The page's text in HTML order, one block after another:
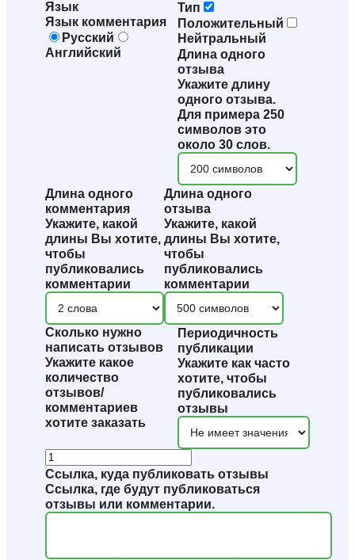
Язык
Язык комментария
Русский
Английский
Тип
Положительный
Нейтральный
Длина одного
отзыва
Укажите длину
одного отзыва.
Для примера 250
символов это
около 30 слов.
Длина одного
комментария
Укажите, какой
длины Вы хотите,
чтобы
публиковались
комментарии
Длина одного
отзыва
Укажите, какой
длины Вы хотите,
чтобы
публиковались
комментарии
Периодичность
публикации
Укажите как часто
хотите, чтобы
публиковались
отзывы
Сколько нужно
написать отзывов
Укажите какое
количество
отзывов/
комментариев
хотите заказать
Ссылка, куда публиковать отзывы
Ссылка, где будут публиковаться
отзывы или комментарии.